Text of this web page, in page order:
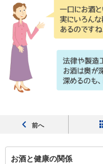
前へ
お酒と健康の関係